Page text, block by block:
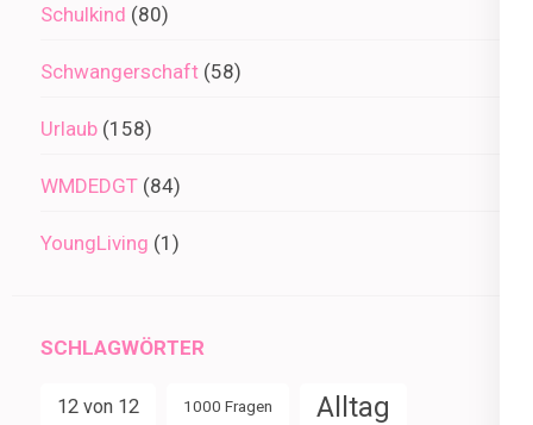
Schulkind (80)
Schwangerschaft (58)
Urlaub (158)
WMDEDGT (84)
YoungLiving (1)
SCHLAGWÖRTER
12 von 12 1000 Fragen Alltag